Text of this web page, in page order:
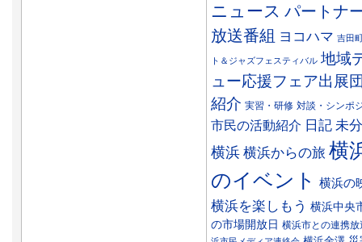
ニュース パートナ
放送番組 ヨコハマ 吉田
ト＆ジャズフェスティバル 地域
ュー応援フェア出展
紹介 実習・研修 対談・シンポ
市民の活動紹介 日記 未
横浜 横浜からの旅 横
のイベント
横浜の
横浜を楽しもう 横浜中央
の市場開放日 横浜市との連携放